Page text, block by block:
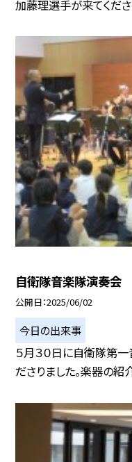
加藤理選手が来てくだ
自衛隊音楽隊演奏会
公開日 2025/06/02
今日の出来事
５月３０日に自衛隊第
ださりました。楽器の紹